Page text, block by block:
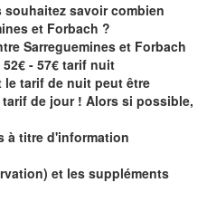
souhaitez savoircombien
et Forbach ?
Sarreguemines et Forbach
- 57€ tarif nuit
tarif de nuit peut être
tarif de jour ! Alors si possible,
à titre d'information
et les suppléments